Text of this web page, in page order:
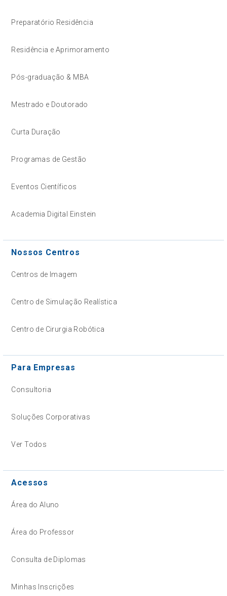
Preparatório Residência
Residência e Aprimoramento
Pós-graduação & MBA
Mestrado e Doutorado
Curta Duração
Programas de Gestão
Eventos Científicos
Academia Digital Einstein
Nossos Centros
Centros de Imagem
Centro de Simulação Realística
Centro de Cirurgia Robótica
Para Empresas
Consultoria
Soluções Corporativas
Ver Todos
Acessos
Área do Aluno
Área do Professor
Consulta de Diplomas
Minhas Inscrições